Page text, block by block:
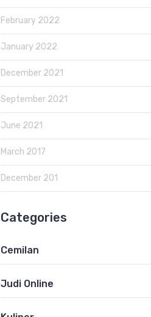
February 2022
January 2022
December 2021
September 2021
June 2021
March 2017
December 201
Categories
Cemilan
Judi Online